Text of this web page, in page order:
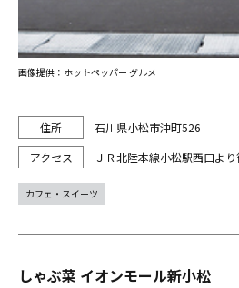
石川県小松市沖町526
ＪＲ北陸本線小松駅西口よ
画像提供：ホットペッパー グルメ
カフェ・スイーツ
しゃぶ菜 イオンモール新小松